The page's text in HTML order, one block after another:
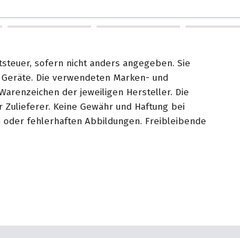
sofern nicht anders angegeben. Sie
Die verwendeten Marken- und
der jeweiligen Hersteller. Die
Keine Gewähr und Haftung bei
fehlerhaften Abbildungen. Freibleibende